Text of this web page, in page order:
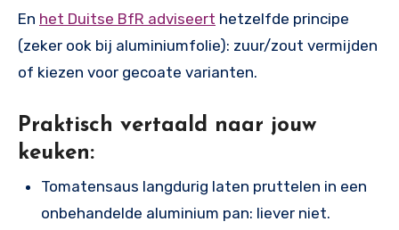
En het Duitse BfR adviseert hetzelfde principe
(zeker ook bij aluminiumfolie): zuur/zout vermijden
of kiezen voor gecoate varianten.
Praktisch vertaald naar jouw
keuken:
Tomatensaus langdurig laten pruttelen in een
onbehandelde aluminium pan: liever niet.